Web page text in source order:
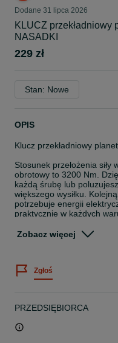
Dodane 31 lipca 2026
KLUCZ przekładniowy
NASADKI
229 zł
Stan: Nowe
OPIS
Klucz przekładniowy
Stosunek przełożenia
obrotowy to 3200 Nm.
każdą śrubę lub
większego wysiłku.
potrzebuje energii
praktycznie w każdych
leśnictwie.
W ZESTAWIE:
1x Przedłużka,
1x Walizka transportowa.
Zobacz więcej
Zgłoś
PRZEDSIĘBIORCA